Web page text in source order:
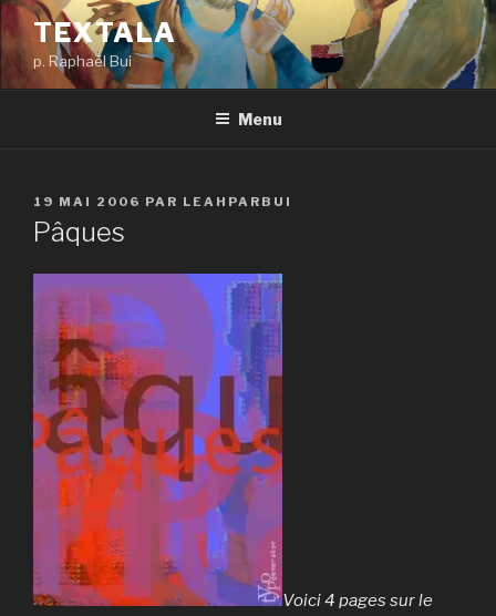
Aller
au
contenu
principal
TEXTALA
p. Raphaël Bui
Menu
PUBLIÉ
LE
19 MAI 2006 PAR LEAHPARBUI
Pâques
Voici 4 pages sur le